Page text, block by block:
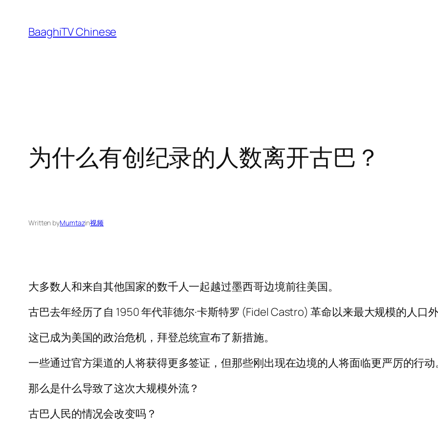
content
BaaghiTV Chinese
为什么有创纪录的人数离开古巴？
Written byMumtazin视频
大多数人和来自其他国家的数千人一起越过墨西哥边境前往美国。
古巴去年经历了自 1950 年代菲德尔·卡斯特罗 (Fidel Castro) 革命以来最大规模的人口外
这已成为美国的政治危机，拜登总统宣布了新措施。
一些通过官方渠道的人将获得更多签证，但那些刚出现在边境的人将面临更严厉的行动
那么是什么导致了这次大规模外流？
古巴人民的情况会改变吗？